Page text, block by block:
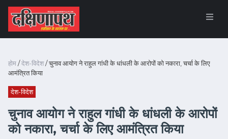
होम/देश-विदेश/ चुनाव आयोग ने राहुल गांधी के धांधली के आरोपों को नकारा, चर्चा के लिए
आमंत्रित किया
देश-विदेश
चुनाव आयोग ने राहुल गांधी के धांधली के आरोपों
को नकारा, चर्चा के लिए आमंत्रित किया